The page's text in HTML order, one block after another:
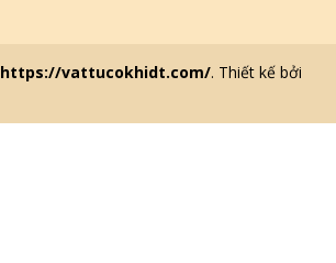
https://vattucokhidt.com/. Thiết kế bởi